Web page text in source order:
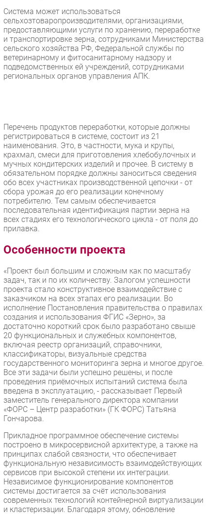
Система может использоваться
сельхозтоваропроизводителями, организациями,
предоставляющими услуги по хранению, переработке
и транспортировке зерна, сотрудниками Министерства
сельского хозяйства РФ, Федеральной службы по
ветеринарному и фитосанитарному надзору и
подведомственных ей учреждений, сотрудниками
региональных органов управления АПК.
Перечень продуктов переработки, которые должны
регистрироваться в системе, состоит из 21
наименования. Это, в частности, мука и крупы,
крахмал, смеси для приготовления хлебобулочных и
мучных кондитерских изделий и прочее. В систему в
обязательном порядке должны заноситься сведения
обо всех участниках производственной цепочки - от
сбора урожая до его реализации конечному
потребителю. Тем самым обеспечивается
последовательная идентификация партии зерна на
всех стадиях его технологического цикла - от поля до
прилавка.
Особенности проекта
«Проект был большим и сложным как по масштабу
задач, так и по их количеству. Залогом успешности
проекта стало конструктивное взаимодействие с
заказчиком на всех этапах его реализации. Во
исполнение Постановления правительства о правилах
создания и использования ФГИС «Зерно», за
достаточно короткий срок было разработано свыше
20 функциональных и служебных компонентов,
включая реестр организаций, справочники,
классификаторы, визуальные средства
государственного мониторинга зерна и многое другое.
Все эти задачи были успешно решены, и после
проведения приёмочных испытаний система была
введена в эксплуатацию, - рассказывает Первый
заместитель генерального директора компании
«ФОРС – Центр разработки» (ГК ФОРС) Татьяна
Гончарова.
Прикладное программное обеспечение системы
построено в микросервисной архитектуре, а также на
принципах слабой связности, что обеспечивает
функциональную независимость взаимодействующих
сервисов при высокой степени их интеграции.
Независимое функционирование компонентов
системы достигается за счёт использования
современных технологий контейнерной виртуализации
и кластеризации. Благодаря этому, обновление